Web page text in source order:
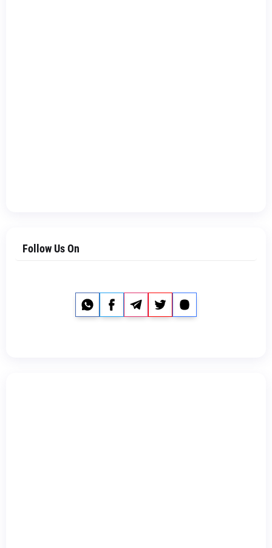
Follow Us On
Telegram